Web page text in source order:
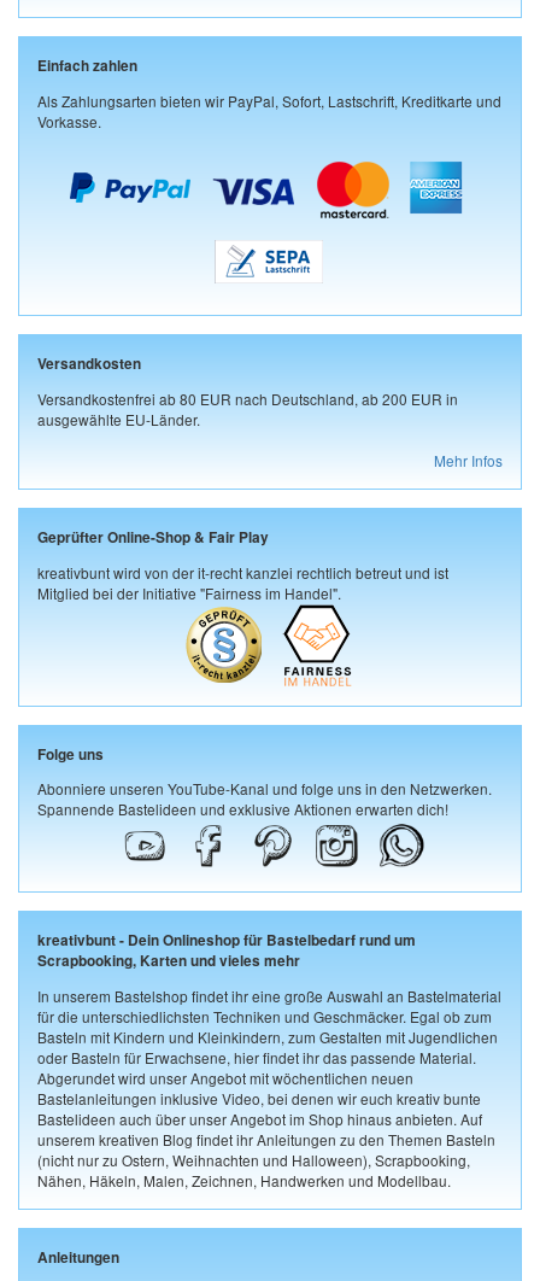
Einfach zahlen
Als Zahlungsarten bieten wir PayPal, Sofort, Lastschrift, Kreditkarte und
Vorkasse.
Versandkosten
Versandkostenfrei ab 80 EUR nach Deutschland, ab 200 EUR in
ausgewählte EU-Länder.
Mehr Infos
Geprüfter Online-Shop & Fair Play
kreativbunt wird von der it-recht kanzlei rechtlich betreut und ist
Mitglied bei der Initiative "Fairness im Handel".
Folge uns
Abonniere unseren YouTube-Kanal und folge uns in den Netzwerken.
Spannende Bastelideen und exklusive Aktionen erwarten dich!
kreativbunt - Dein Onlineshop für Bastelbedarf rund um
Scrapbooking, Karten und vieles mehr
In unserem Bastelshop findet ihr eine große Auswahl an Bastelmaterial
für die unterschiedlichsten Techniken und Geschmäcker. Egal ob zum
Basteln mit Kindern und Kleinkindern, zum Gestalten mit Jugendlichen
oder Basteln für Erwachsene, hier findet ihr das passende Material.
Abgerundet wird unser Angebot mit wöchentlichen neuen
Bastelanleitungen inklusive Video, bei denen wir euch kreativ bunte
Bastelideen auch über unser Angebot im Shop hinaus anbieten. Auf
unserem kreativen Blog findet ihr Anleitungen zu den Themen Basteln
(nicht nur zu Ostern, Weihnachten und Halloween), Scrapbooking,
Nähen, Häkeln, Malen, Zeichnen, Handwerken und Modellbau.
Anleitungen